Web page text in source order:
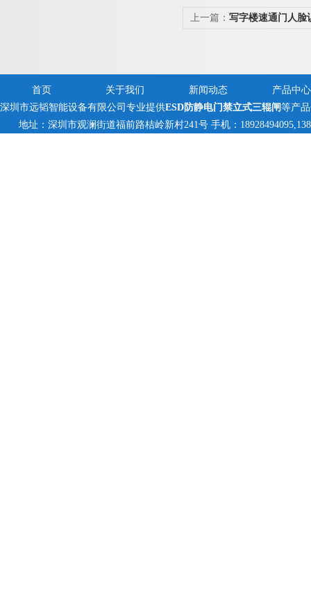
上一篇： 写字楼速通门人脸
首页 关于我们 新闻动态
产品中心
深圳市远韬智能设备有限公司专业提供ESD防静电门禁立式三辊闸等产
地址：深圳市观澜街道福前路桔岭新村241号 手机：